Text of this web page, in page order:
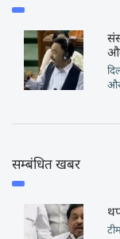
और
सम्बंधित खबर